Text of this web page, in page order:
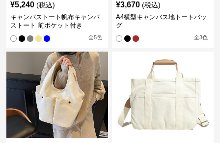
¥5,240 (税込)
キャンバストート帆布キャンバ
ストート 前ポケット付き
全5色
¥3,670 (税込)
A4横型キャンバス地トートバッ
グ
全3色